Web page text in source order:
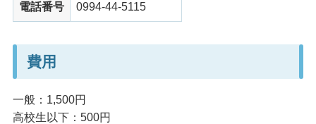
電話番号 0994-44-5115
費用
一般：1,500円
高校生以下：500円